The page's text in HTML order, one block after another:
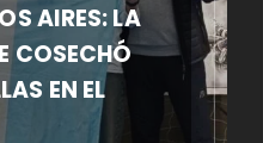
AIRES: LA
COSECHÓ
EN EL